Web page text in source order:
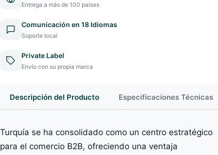
Entrega a más de 100 países
Comunicación en 18 Idiomas
Soporte local
Private Label
Envío con su propia marca
Descripción del Producto Especificaciones Técnicas
Turquía se ha consolidado como un centro estratégico
para el comercio B2B, ofreciendo una ventaja